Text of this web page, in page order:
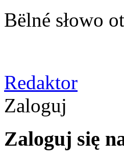
Bëlné słowo
Redaktor
Zaloguj
Zaloguj się